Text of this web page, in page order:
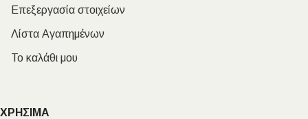
Επεξεργασία στοιχείων
Λίστα Αγαπημένων
Το καλάθι μου
ΧΡΗΣΙΜΑ